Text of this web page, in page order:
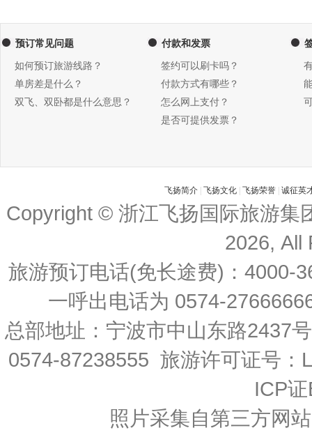
预订常见问题
如何预订旅游线路？
单房差是什么？
双飞、双卧都是什么意思？
付款和发票
签约可以刷卡吗？
付款方式有哪些？
怎么网上支付？
是否可提供发票？
飞扬简介 飞扬文化 飞扬荣誉 诚征英
Copyright © 浙江飞扬国际旅游集
2026, All
旅游预订电话(免长途费)：4000-
一呼出电话为 0574-
总部地址：宁波市中山东路2437
0574-87238555 旅游许可证号
ICP
照片采集自第三方网